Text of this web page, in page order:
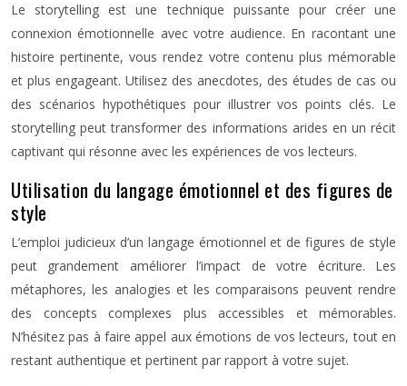
Le storytelling est une technique puissante pour créer une
connexion émotionnelle avec votre audience. En racontant une
histoire pertinente, vous rendez votre contenu plus mémorable
et plus engageant. Utilisez des anecdotes, des études de cas ou
des scénarios hypothétiques pour illustrer vos points clés. Le
storytelling peut transformer des informations arides en un récit
captivant qui résonne avec les expériences de vos lecteurs.
Utilisation du langage émotionnel et des figures de
style
L’emploi judicieux d’un langage émotionnel et de figures de style
peut grandement améliorer l’impact de votre écriture. Les
métaphores, les analogies et les comparaisons peuvent rendre
des concepts complexes plus accessibles et mémorables.
N’hésitez pas à faire appel aux émotions de vos lecteurs, tout en
restant authentique et pertinent par rapport à votre sujet.